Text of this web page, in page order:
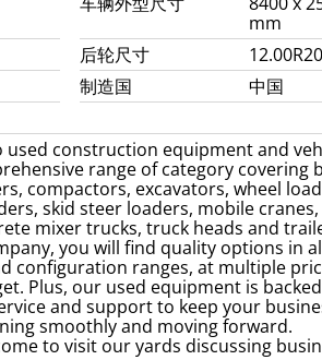
mm
后轮尺寸
12.00R20
制造国
中国
used construction equipment and
range of category covering
compactors, excavators, wheel
skid steer loaders, mobile
mixer trucks, truck heads and
you will find quality options in
configuration ranges, at multiple
Plus, our used equipment is
and support to keep your
smoothly and moving forward.
to visit our yards discussing